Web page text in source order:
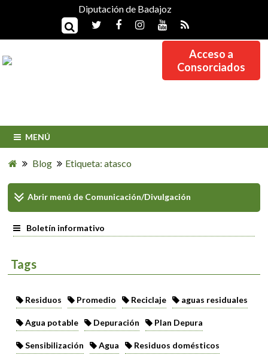
Diputación de Badajoz
Acceso a
Consorciados
MENÚ
Blog Etiqueta: atasco
Abrir menú de Comunicación/Divulgación
Boletín informativo
Tags
Residuos Promedio Reciclaje aguas residuales
Agua potable Depuración Plan Depura
Sensibilización Agua Residuos domésticos